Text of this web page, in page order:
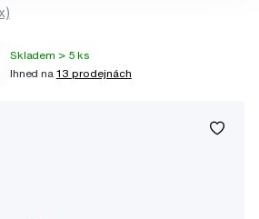
Skladem > 5 ks
Ihned na 13 prodejnách